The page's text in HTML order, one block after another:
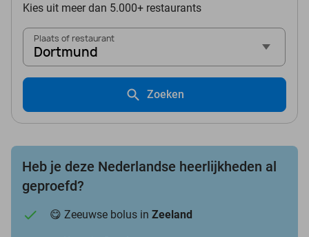
Kies uit meer dan 5.000+ restaurants
Plaats of restaurant
Dortmund
Zoeken
Heb je deze Nederlandse heerlijkheden al
geproefd?
😋 Zeeuwse bolus in Zeeland